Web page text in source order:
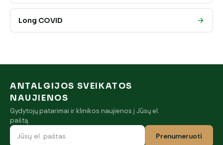
Long COVID
ANTALGIJOS SVEIKATOS
NAUJIENOS
Gydytojų patarimai ir klinikos naujienos į Jūsų el.
paštą.
Prenumeruoti